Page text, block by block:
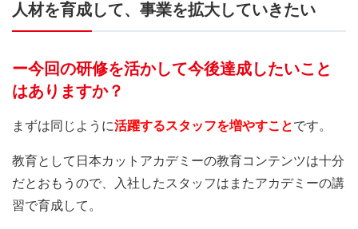
人材を育成して、事業を拡大していきたい
ー今回の研修を活かして今後達成したいこと
はありますか？
まずは同じように活躍するスタッフを増やすことです。
教育として日本カットアカデミーの教育コンテンツは十分
だとおもうので、入社したスタッフはまたアカデミーの講
習で育成して。